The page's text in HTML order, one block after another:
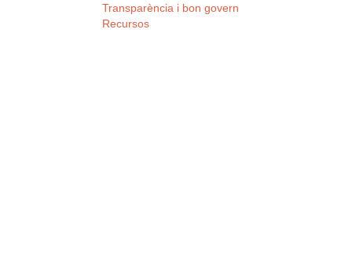
Transparència i bon govern
Recursos